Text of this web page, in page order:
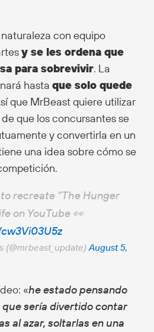
con equipo
y se les ordena que
para sobrevivir. La
hasta que solo quede
que MrBeast quiere utilizar
que los concursantes se
y convertirla en un
una idea sobre cómo se
recreate "The Hunger
on YouTube 👀
(@mrbeast_update)August 5,
«he estado pensando
que sería divertido contar
al azar, soltarlas en una